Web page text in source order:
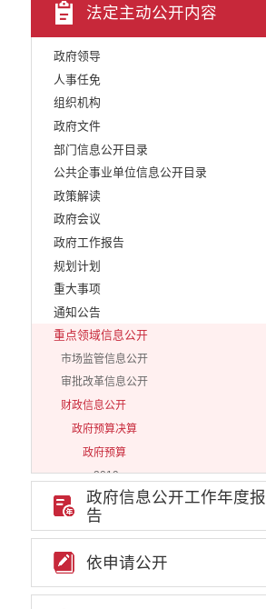
法定主动公开内容
政府领导
人事任免
组织机构
政府文件
部门信息公开目录
公共企事业单位信息公开目录
政策解读
政府会议
政府工作报告
规划计划
重大事项
通知公告
重点领域信息公开
市场监管信息公开
审批改革信息公开
财政信息公开
政府预算决算
政府预算
2019
2020
2021
2023
2024
政府信息公开工作年度报
告
依申请公开